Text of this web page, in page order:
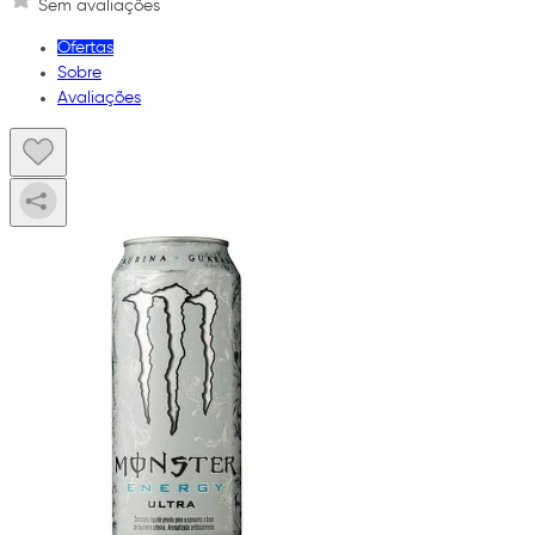
Sem avaliações
Ofertas
Sobre
Avaliações